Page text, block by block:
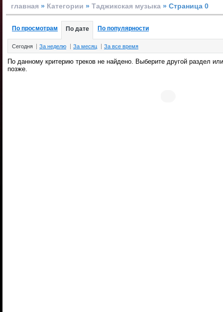
главная » Категории » Таджикская музыка » Страница 0
По просмотрам По дате По популярности
Сегодня За неделю За месяц За все время
По данному критерию треков не найдено. Выберите другой раздел
позже.